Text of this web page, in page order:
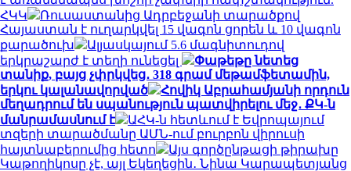
ՀԿԿ
Ռուսաստանից Ադրբեջանի տարածքով
Հայաստան է ուղարկվել 15 վագոն ցորեն և 10 վագոն
քարածուխ
Ալյասկայում 5.6 մագնիտուդով
երկրաշարժ է տեղի ունեցել
Փաթեթը նետեց
տանիք, բայց չփրկվեց․ 318 գրամ մեթամֆետամին,
երկու կալանավորված
Հովիկ Աբրահամյանի որդուն
մեղադրում են սպանություն պատվիրելու մեջ․ ՔԿ-ն
մանրամասնում է
ԱՀԿ-ն հետևում է Եվրոպայում
տզերի տարածմանը ԱՄՆ-ում բուրբոն վիրուսի
հայտնաբերումից հետո
Այս գործընթացի թիրախը
Կաթողիկոսը չէ, այլ Եկեղեցին․ Նինա Կարապետյանց